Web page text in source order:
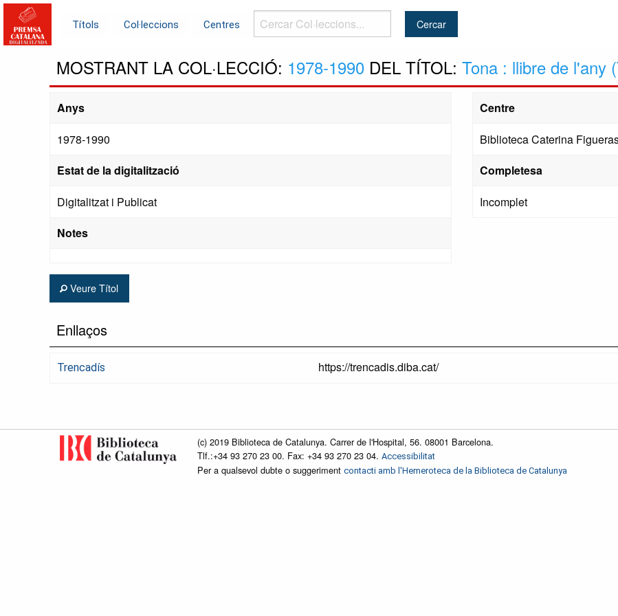
Títols Col·leccions Centres
Cercar
Col·leccions...
MOSTRANT LA COL·LECCIÓ: 1978-1990 DEL TÍTOL: Tona : llibre de l'any
Anys
1978-1990
Estat de la digitalització
Digitalitzat i Publicat
Notes
Centre
Biblioteca Caterina
Completesa
Incomplet
Veure Títol
Enllaços
Trencadís https://trencadis.diba.cat/
(c) 2019 Biblioteca de Catalunya. Carrer de l'Hospital, 56. 08001 Barcelona.
Tlf.:+34 93 270 23 00. Fax: +34 93 270 23 04. Accessibilitat
Per a qualsevol dubte o suggeriment contacti amb l'Hemeroteca de la Biblioteca de Catalunya